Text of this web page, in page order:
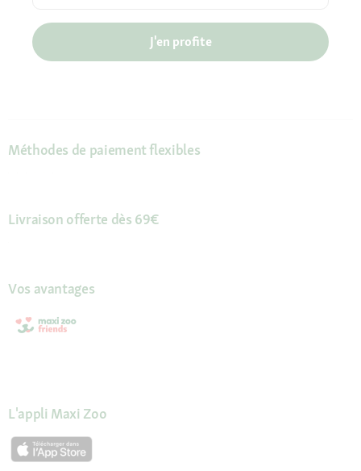
J'en profite
Méthodes de paiement flexibles
Livraison offerte dès 69€
Vos avantages
L'appli Maxi Zoo